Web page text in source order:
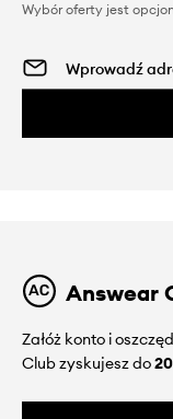
Wybór oferty jest
Answear
Załóż konto i
Club zyskujesz do